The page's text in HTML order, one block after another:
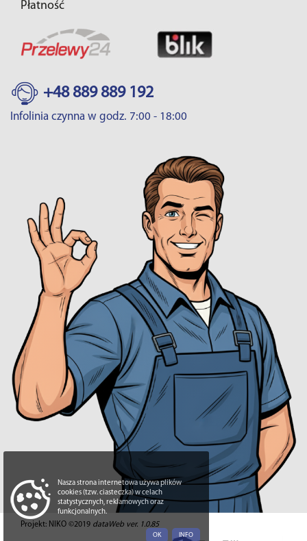
Płatność
+48 889 889 192
Infolinia czynna w godz. 7:00 - 18:00
Projekt: NIKO ©2019 dataWeb ver. 1.0.85
Nasza strona internetowa używa plików
cookies (tzw. ciasteczka) w celach
statystycznych, reklamowych oraz
funkcjonalnych.
INFO
OK